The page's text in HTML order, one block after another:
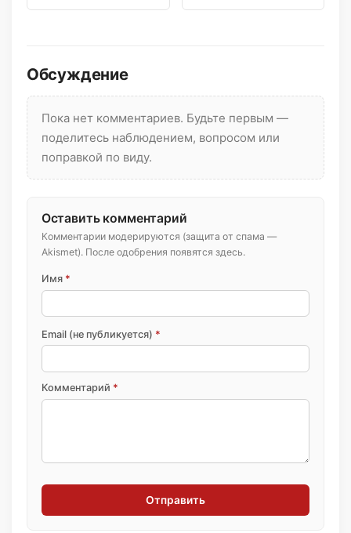
Обсуждение
Пока нет комментариев. Будьте первым —
поделитесь наблюдением, вопросом или
поправкой по виду.
Оставить комментарий
Комментарии модерируются (защита от спама —
Akismet). После одобрения появятся здесь.
Имя *
Email (не публикуется) *
Комментарий *
Отправить